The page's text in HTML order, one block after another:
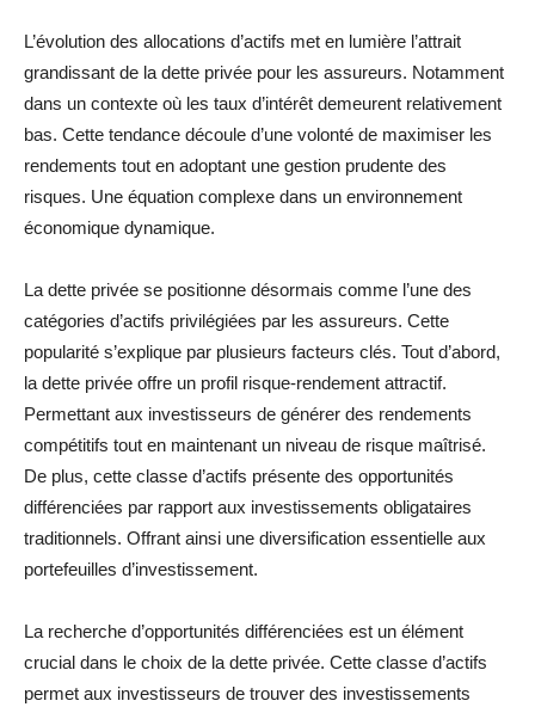
L’évolution des allocations d’actifs met en lumière l’attrait
grandissant de la dette privée pour les assureurs. Notamment
dans un contexte où les taux d’intérêt demeurent relativement
bas. Cette tendance découle d’une volonté de maximiser les
rendements tout en adoptant une gestion prudente des
risques. Une équation complexe dans un environnement
économique dynamique.
La dette privée se positionne désormais comme l’une des
catégories d’actifs privilégiées par les assureurs. Cette
popularité s’explique par plusieurs facteurs clés. Tout d’abord,
la dette privée offre un profil risque-rendement attractif.
Permettant aux investisseurs de générer des rendements
compétitifs tout en maintenant un niveau de risque maîtrisé.
De plus, cette classe d’actifs présente des opportunités
différenciées par rapport aux investissements obligataires
traditionnels. Offrant ainsi une diversification essentielle aux
portefeuilles d’investissement.
La recherche d’opportunités différenciées est un élément
crucial dans le choix de la dette privée. Cette classe d’actifs
permet aux investisseurs de trouver des investissements